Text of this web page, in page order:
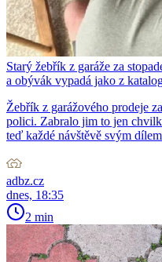
Starý žebřík z garáže za
a obývák vypadá jako z
Žebřík z garážového prodeje
polici. Zabralo jim to jen
teď každé návštěvě svým
adbz.cz
dnes, 18:35
2 min